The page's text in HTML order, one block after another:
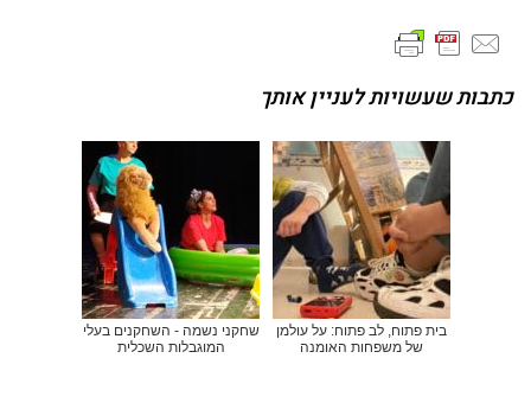
כתבות שעשויות לעניין אותך
בית פתוח, לב פתוח: על עולמן
של משפחות האומנה
שחקני נשמה - השחקנים בעלי
המוגבלות השכלית